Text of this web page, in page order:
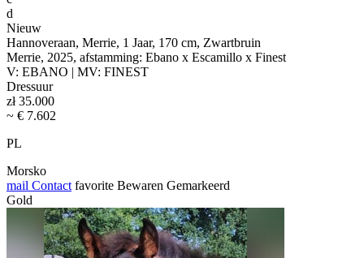
d
Nieuw
Hannoveraan, Merrie, 1 Jaar, 170 cm, Zwartbruin
Merrie, 2025, afstamming: Ebano x Escamillo x Finest
V: EBANO | MV: FINEST
Dressuur
zł 35.000
~ € 7.602
PL
Morsko
mail Contact favorite Bewaren Gemarkeerd
Gold